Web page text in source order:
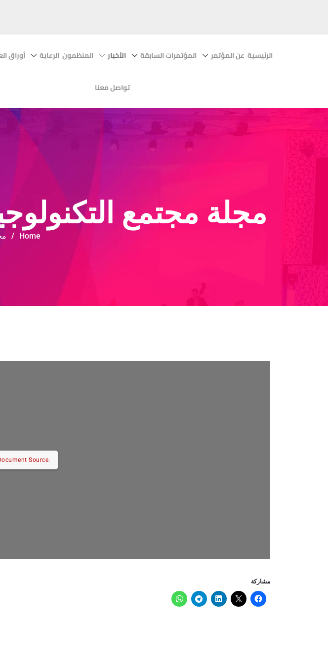
الرئيسية عن المؤتمر المؤتمرات السابقة الأخبار المنظمون الرعاية أوراق
تواصل معنا
مجلة مجتمع التكنولوجيا العدد 6
Home
/
Source.
مشاركة